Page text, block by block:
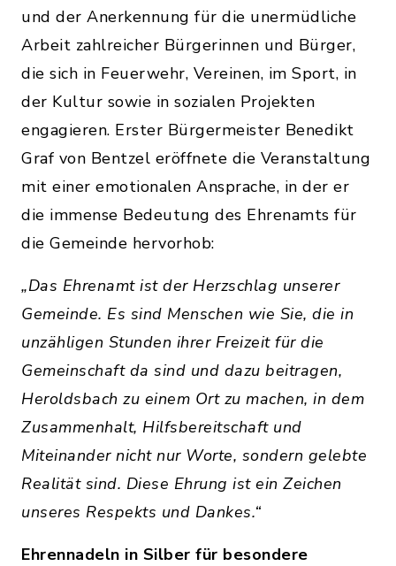
und der Anerkennung für die unermüdliche
Arbeit zahlreicher Bürgerinnen und Bürger,
die sich in Feuerwehr, Vereinen, im Sport, in
der Kultur sowie in sozialen Projekten
engagieren. Erster Bürgermeister Benedikt
Graf von Bentzel eröffnete die Veranstaltung
mit einer emotionalen Ansprache, in der er
die immense Bedeutung des Ehrenamts für
die Gemeinde hervorhob:
„Das Ehrenamt ist der Herzschlag unserer
Gemeinde. Es sind Menschen wie Sie, die in
unzähligen Stunden ihrer Freizeit für die
Gemeinschaft da sind und dazu beitragen,
Heroldsbach zu einem Ort zu machen, in dem
Zusammenhalt, Hilfsbereitschaft und
Miteinander nicht nur Worte, sondern gelebte
Realität sind. Diese Ehrung ist ein Zeichen
unseres Respekts und Dankes.“
Ehrennadeln in Silber für besondere